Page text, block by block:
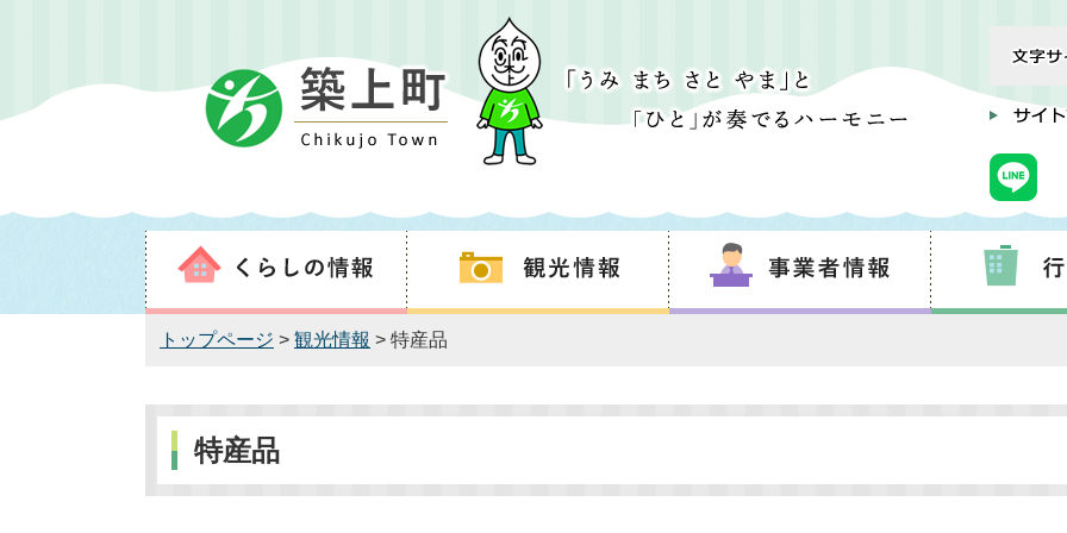
トップページ > 観光情報 > 特産品
特産品